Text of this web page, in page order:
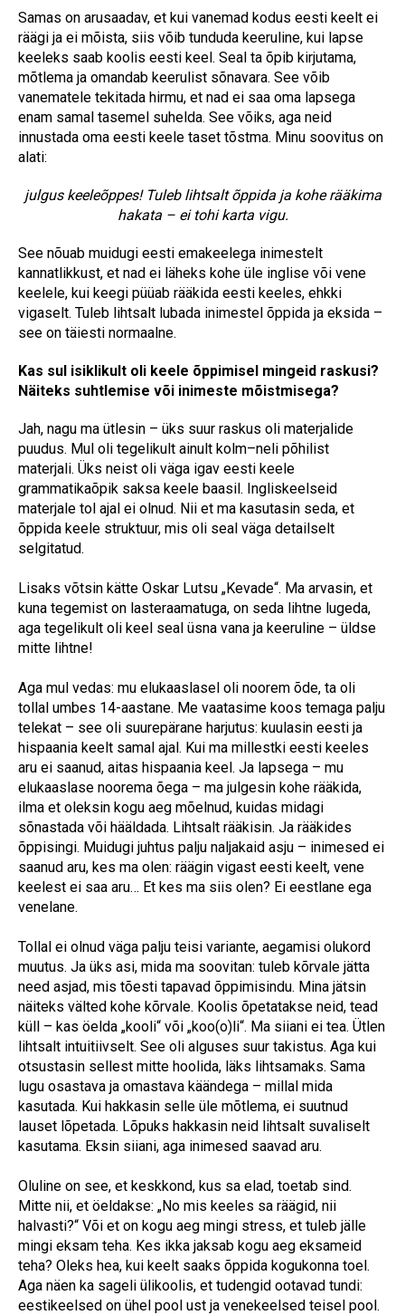
Samas on arusaadav, et kui vanemad kodus eesti keelt ei
räägi ja ei mõista, siis võib tunduda keeruline, kui lapse
keeleks saab koolis eesti keel. Seal ta õpib kirjutama,
mõtlema ja omandab keerulist sõnavara. See võib
vanematele tekitada hirmu, et nad ei saa oma lapsega
enam samal tasemel suhelda. See võiks, aga neid
innustada oma eesti keele taset tõstma. Minu soovitus on
alati:
julgus keeleõppes! Tuleb lihtsalt õppida ja kohe rääkima
hakata – ei tohi karta vigu.
See nõuab muidugi eesti emakeelega inimestelt
kannatlikkust, et nad ei läheks kohe üle inglise või vene
keelele, kui keegi püüab rääkida eesti keeles, ehkki
vigaselt. Tuleb lihtsalt lubada inimestel õppida ja eksida –
see on täiesti normaalne.
Kas sul isiklikult oli keele õppimisel mingeid raskusi?
Näiteks suhtlemise või inimeste mõistmisega?
Jah, nagu ma ütlesin – üks suur raskus oli materjalide
puudus. Mul oli tegelikult ainult kolm–neli põhilist
materjali. Üks neist oli väga igav eesti keele
grammatikaõpik saksa keele baasil. Ingliskeelseid
materjale tol ajal ei olnud. Nii et ma kasutasin seda, et
õppida keele struktuur, mis oli seal väga detailselt
selgitatud.
Lisaks võtsin kätte Oskar Lutsu „Kevade“. Ma arvasin, et
kuna tegemist on lasteraamatuga, on seda lihtne lugeda,
aga tegelikult oli keel seal üsna vana ja keeruline – üldse
mitte lihtne!
Aga mul vedas: mu elukaaslasel oli noorem õde, ta oli
tollal umbes 14-aastane. Me vaatasime koos temaga palju
telekat – see oli suurepärane harjutus: kuulasin eesti ja
hispaania keelt samal ajal. Kui ma millestki eesti keeles
aru ei saanud, aitas hispaania keel. Ja lapsega – mu
elukaaslase noorema õega – ma julgesin kohe rääkida,
ilma et oleksin kogu aeg mõelnud, kuidas midagi
sõnastada või hääldada. Lihtsalt rääkisin. Ja rääkides
õppisingi. Muidugi juhtus palju naljakaid asju – inimesed ei
saanud aru, kes ma olen: räägin vigast eesti keelt, vene
keelest ei saa aru… Et kes ma siis olen? Ei eestlane ega
venelane.
Tollal ei olnud väga palju teisi variante, aegamisi olukord
muutus. Ja üks asi, mida ma soovitan: tuleb kõrvale jätta
need asjad, mis tõesti tapavad õppimisindu. Mina jätsin
näiteks välted kohe kõrvale. Koolis õpetatakse neid, tead
küll – kas öelda „kooli“ või „koo(o)li“. Ma siiani ei tea. Ütlen
lihtsalt intuitiivselt. See oli alguses suur takistus. Aga kui
otsustasin sellest mitte hoolida, läks lihtsamaks. Sama
lugu osastava ja omastava käändega – millal mida
kasutada. Kui hakkasin selle üle mõtlema, ei suutnud
lauset lõpetada. Lõpuks hakkasin neid lihtsalt suvaliselt
kasutama. Eksin siiani, aga inimesed saavad aru.
Oluline on see, et keskkond, kus sa elad, toetab sind.
Mitte nii, et öeldakse: „No mis keeles sa räägid, nii
halvasti?“ Või et on kogu aeg mingi stress, et tuleb jälle
mingi eksam teha. Kes ikka jaksab kogu aeg eksameid
teha? Oleks hea, kui keelt saaks õppida kogukonna toel.
Aga näen ka sageli ülikoolis, et tudengid ootavad tundi:
eestikeelsed on ühel pool ust ja venekeelsed teisel pool.